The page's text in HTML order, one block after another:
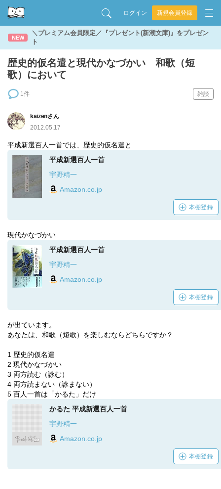
ログイン 新規会員登録
NEW
＼プレミアム会員限定／『プレゼント(新潮文庫)』をプレゼン
ト
歴史的仮名遣と現代かなづかい 和歌（短
歌）において
1件 雑談
kaizenさん
2012.05.17
平成新選百人一首では、歴史的仮名遣と
平成新選百人一首
宇野精一
Amazon.co.jp
本棚登録
現代かなづかい
平成新選百人一首
宇野精一
Amazon.co.jp
本棚登録
が出ています。
あなたは、和歌（短歌）を楽しむならどちらですか？
1 歴史的仮名遣
2 現代かなづかい
3 両方読む（詠む）
4 両方読まない（詠まない）
5 百人一首は「かるた」だけ
かるた 平成新選百人一首
宇野精一
Amazon.co.jp
本棚登録